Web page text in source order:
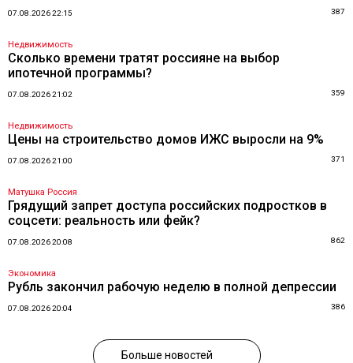
07.08.2026 22:15 387
Недвижимость
Сколько времени тратят россияне на выбор
ипотечной программы?
07.08.2026 21:02 359
Недвижимость
Цены на строительство домов ИЖС выросли на 9%
07.08.2026 21:00 371
Матушка Россия
Грядущий запрет доступа российских подростков в
соцсети: реальность или фейк?
07.08.2026 20:08 862
Экономика
Рубль закончил рабочую неделю в полной депрессии
07.08.2026 20:04 386
Больше новостей